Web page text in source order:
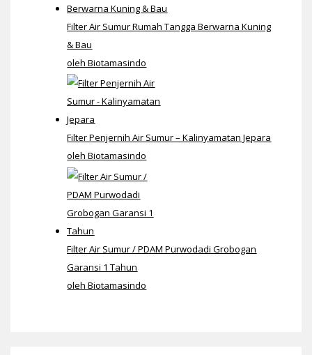
Filter Air Sumur Rumah Tangga Berwarna Kuning
& Bau
oleh Biotamasindo
Filter Penjernih Air Sumur – Kalinyamatan Jepara
oleh Biotamasindo
Filter Air Sumur / PDAM Purwodadi Grobogan
Garansi 1 Tahun
oleh Biotamasindo